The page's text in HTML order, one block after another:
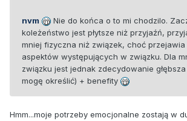
nvm
Nie do końca o to mi chodzilo.
koleżeństwo jest płytsze niż przyjaźń,
mniej fizyczna niż związek, choć
aspektów występujących w związku. Dla
związku jest jednak zdecydowanie
mogę określić) + benefity
Hmm...moje potrzeby emocjonalne zostają w